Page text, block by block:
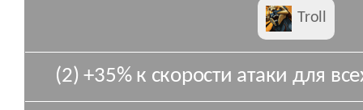
Troll
(2) +35% к скорости атаки для